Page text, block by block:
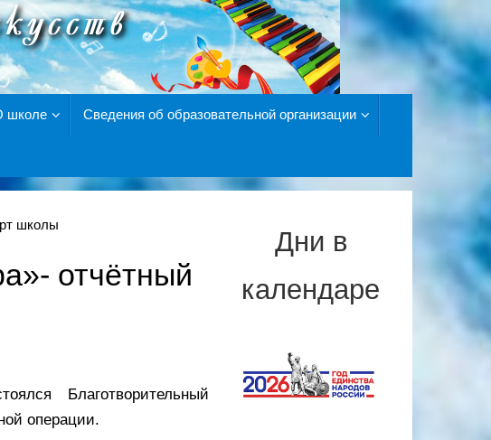
школе Сведения об образовательной организации
школы
отчётный
Благотворительный
операции.
Дни в
календаре